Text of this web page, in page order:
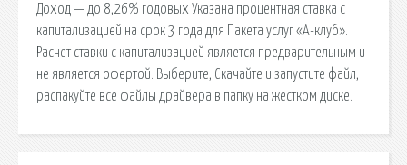
Доход — до 8,26% годовых Указана процентная ставка с
капитализацией на срок 3 года для Пакета услуг «А-клуб».
Расчет ставки с капитализацией является предварительным и
не является офертой. Выберите, Скачайте и запустите файл,
распакуйте все файлы драйвера в папку на жестком диске.